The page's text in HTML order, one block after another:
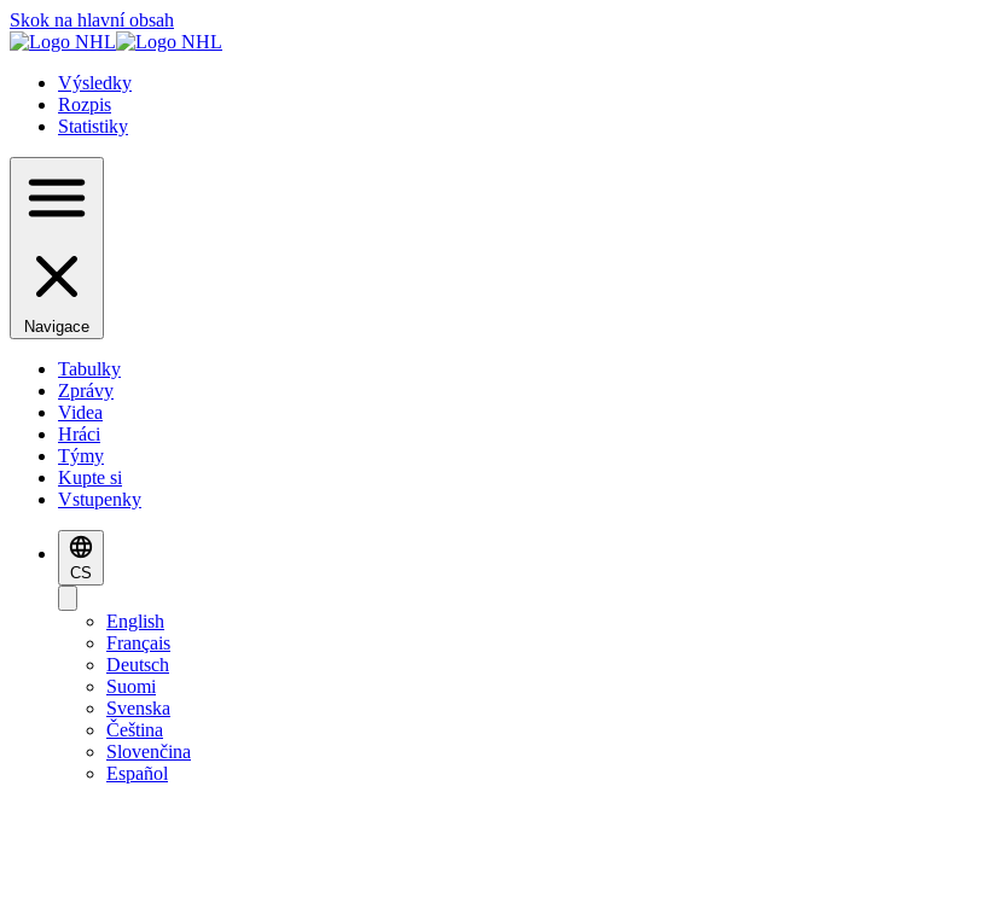
Skok na hlavní obsah
Výsledky
Rozpis
Statistiky
Navigace
Tabulky
Zprávy
Videa
Hráci
Týmy
Kupte si
Vstupenky
CS
English
Français
Deutsch
Suomi
Svenska
Čeština
Slovenčina
Español